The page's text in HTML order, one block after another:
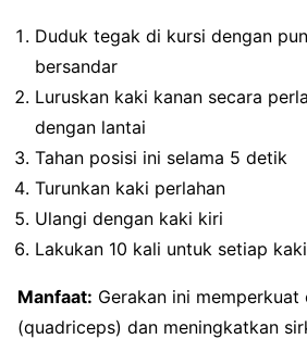
Duduk tegak di kursi dengan
bersandar
Luruskan kaki kanan secara
dengan lantai
Tahan posisi ini selama 5 detik
Turunkan kaki perlahan
Ulangi dengan kaki kiri
Lakukan 10 kali untuk setiap kaki
Manfaat: Gerakan ini
(quadriceps) dan meningkatkan